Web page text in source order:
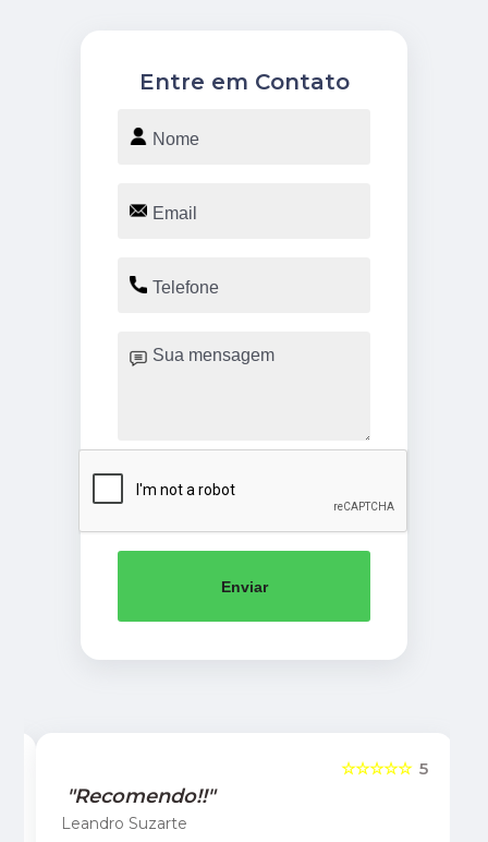
Entre em Contato
Enviar
5
☆☆☆☆☆
"Recomendo!!"
Leandro Suzarte